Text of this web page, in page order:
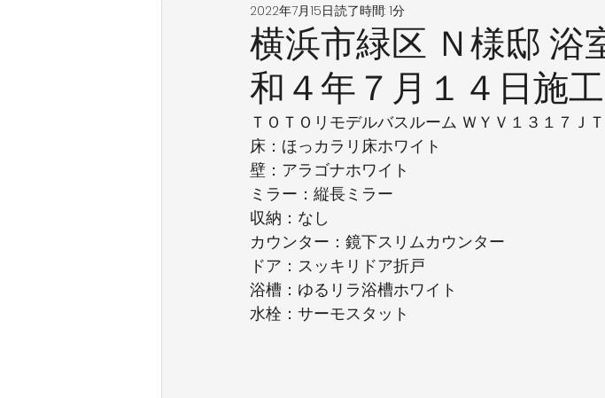
横浜市緑区 Ｎ様邸 浴
和４年７月１４日施工
2022年7月15日読了時間: 1分
ＴＯＴＯリモデルバスルーム ＷＹＶ１３１７Ｊ
床：ほっカラリ床ホワイト
壁：アラゴナホワイト
ミラー：縦長ミラー
収納：なし
カウンター：鏡下スリムカウンター
ドア：スッキリドア折戸
浴槽：ゆるリラ浴槽ホワイト
水栓：サーモスタット